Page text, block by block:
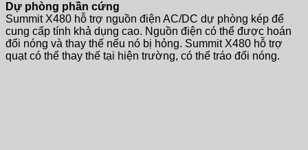
Dự phòng phần cứng
Summit X480 hỗ trợ nguồn điện AC/DC dự phòng kép để
cung cấp tính khả dụng cao. Nguồn điện có thể được hoán
đổi nóng và thay thế nếu nó bị hỏng. Summit X480 hỗ trợ
quạt có thể thay thế tại hiện trường, có thể tráo đổi nóng.